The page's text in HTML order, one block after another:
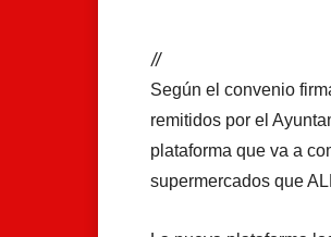
//
Según el convenio
remitidos por el
plataforma que va a
supermercados que